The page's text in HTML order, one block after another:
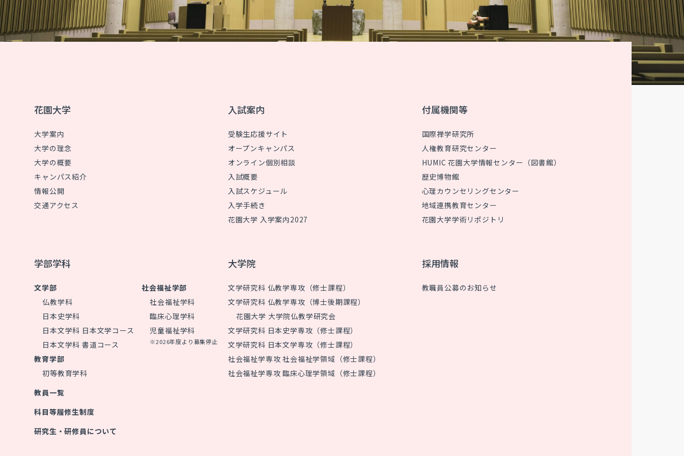
花園大学
大学案内
大学の理念
大学の概要
キャンパス紹介
情報公開
交通アクセス
入試案内
受験生応援サイト
オープンキャンパス
オンライン個別相談
入試概要
入試スケジュール
入学手続き
花園大学 入学案内2027
付属機関等
国際禅学研究所
人権教育研究センター
HUMIC 花園大学情報センター（図書館）
歴史博物館
心理カウンセリングセンター
地域連携教育センター
花園大学学術リポジトリ
学部学科
文学部
仏教学科
日本史学科
日本文学科 日本文学コース
日本文学科 書道コース
社会福祉学部
社会福祉学科
臨床心理学科
児童福祉学科
※2026年度より募集停止
教育学部
初等教育学科
教員一覧
科目等履修生制度
研究生・研修員について
大学院
文学研究科 仏教学専攻（修士課程）
文学研究科 仏教学専攻（博士後期課程）
花園大学 大学院仏教学研究会
文学研究科 日本史学専攻（修士課程）
文学研究科 日本文学専攻（修士課程）
社会福祉学専攻 社会福祉学領域（修士課程）
社会福祉学専攻 臨床心理学領域（修士課程）
採用情報
教職員公募のお知らせ